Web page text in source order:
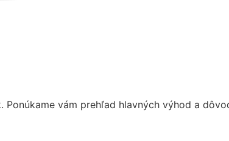
vám prehľad hlavných výhod a